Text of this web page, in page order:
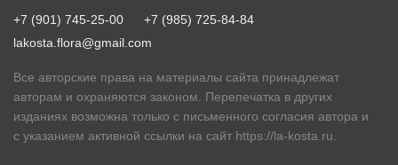
+7 (901) 745-25-00
+7 (985) 725-84-84
lakosta.flora@gmail.com
Все авторские права на материалы сайта принадлежат
авторам и охраняются законом. Перепечатка в других
изданиях возможна только с письменного согласия автора и
с указанием активной ссылки на сайт https://la-kosta.ru